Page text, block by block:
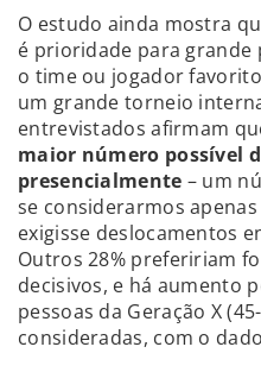
O estudo ainda mostra
é prioridade para grande
o time ou jogador
um grande torneio
entrevistados afirmam
maior número possível
presencialmente – um
se considerarmos
exigisse deslocamentos
Outros 28% prefeririam
decisivos, e há aumento
pessoas da Geração X
consideradas, com o